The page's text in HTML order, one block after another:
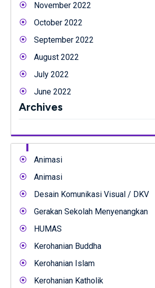
November 2022
October 2022
September 2022
August 2022
July 2022
June 2022
Archives
Animasi
Animasi
Desain Komunikasi Visual / DKV
Gerakan Sekolah Menyenangkan
HUMAS
Kerohanian Buddha
Kerohanian Islam
Kerohanian Katholik